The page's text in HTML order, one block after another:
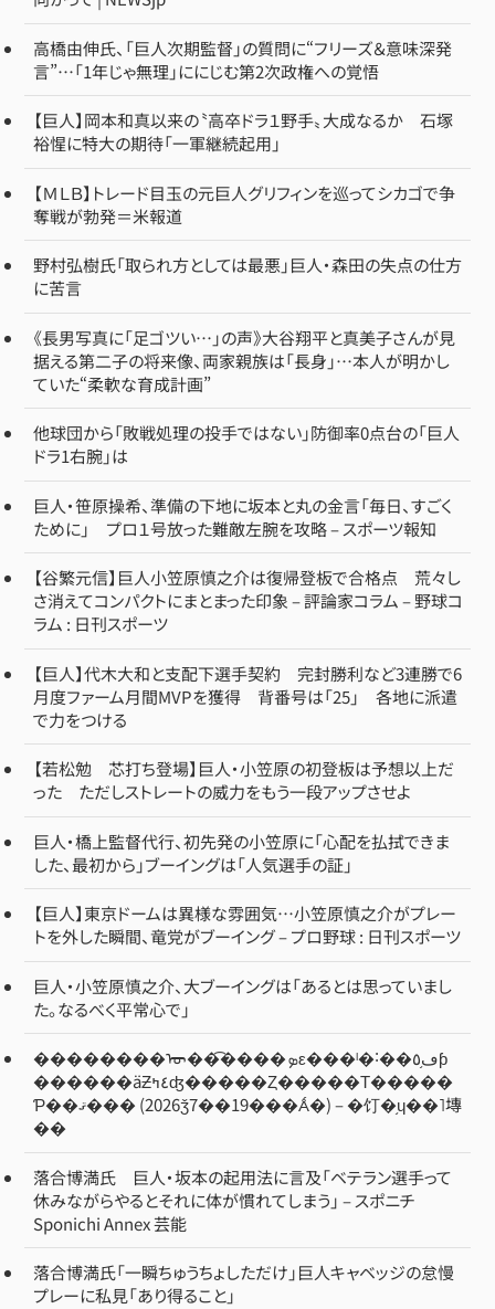
高橋由伸氏、「巨人次期監督」の質問に“フリーズ＆意味深発
言”…「1年じゃ無理」ににじむ第2次政権への覚悟
【巨人】岡本和真以来の〝高卒ドラ１野手〟大成なるか 石塚
裕惺に特大の期待「一軍継続起用」
【ＭＬＢ】トレード目玉の元巨人グリフィンを巡ってシカゴで争
奪戦が勃発＝米報道
野村弘樹氏「取られ方としては最悪」巨人・森田の失点の仕方
に苦言
《長男写真に「足ゴツい…」の声》大谷翔平と真美子さんが見
据える第二子の将来像、両家親族は「長身」…本人が明かし
ていた“柔軟な育成計画”
他球団から「敗戦処理の投手ではない」防御率0点台の「巨人
ドラ1右腕」は
巨人・笹原操希、準備の下地に坂本と丸の金言「毎日、すごく
ために」 プロ１号放った難敵左腕を攻略 – スポーツ報知
【谷繁元信】巨人小笠原慎之介は復帰登板で合格点 荒々し
さ消えてコンパクトにまとまった印象 – 評論家コラム – 野球コ
ラム : 日刊スポーツ
【巨人】代木大和と支配下選手契約 完封勝利など3連勝で6
月度ファーム月間MVPを獲得 背番号は「25」 各地に派遣
で力をつける
【若松勉 芯打ち登場】巨人・小笠原の初登板は予想以上だ
った ただしストレートの威力をもう一段アップさせよ
巨人・橋上監督代行、初先発の小笠原に「心配を払拭できま
した、最初から」ブーイングは「人気選手の証」
【巨人】東京ドームは異様な雰囲気…小笠原慎之介がプレー
トを外した瞬間、竜党がブーイング – プロ野球 : 日刊スポーツ
巨人・小笠原慎之介、大ブーイングは「あるとは思っていまし
た。なるべく平常心で」
��������ᡡ��͡����ܤε���ˡ�˸��ڡ֥٥ƥ
������äƵ٤ߤʤ�����Ȥ�����Τ�����
Ƥ��ޤ��� (2026ǯ7��19���Ǻ�) – �饤�֥ɥ��˥塼
��
落合博満氏 巨人・坂本の起用法に言及「ベテラン選手って
休みながらやるとそれに体が慣れてしまう」 – スポニチ
Sponichi Annex 芸能
落合博満氏「一瞬ちゅうちょしただけ」巨人キャベッジの怠慢
プレーに私見「あり得ること」